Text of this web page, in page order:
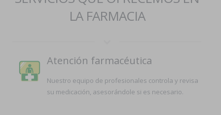
LA FARMACIA
Atención farmacéutica
Nuestro equipo de profesionales controla y revisa
su medicación, asesorándole si es necesario.